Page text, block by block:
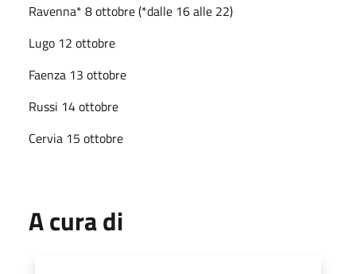
Ravenna* 8 ottobre (*dalle 16 alle 22)
Lugo 12 ottobre
Faenza 13 ottobre
Russi 14 ottobre
Cervia 15 ottobre
A cura di